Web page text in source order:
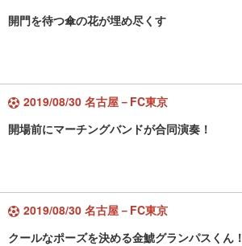
開門を待つ傘の花が埋め尽くす
2019/08/30 名古屋－FC東京
開場前にマーチングバンドが合同演奏！
2019/08/30 名古屋－FC東京
クールなポーズを決める金鯱グランパスくん！